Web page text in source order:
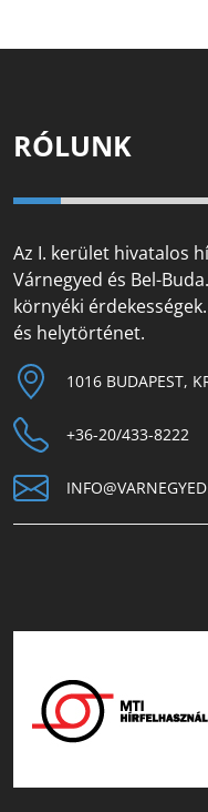
RÓLUNK
Az I. kerület hivatalos
Várnegyed és Bel-
környéki
és helytörténet.
1016 BUDAPEST,
+36-20/433-8222